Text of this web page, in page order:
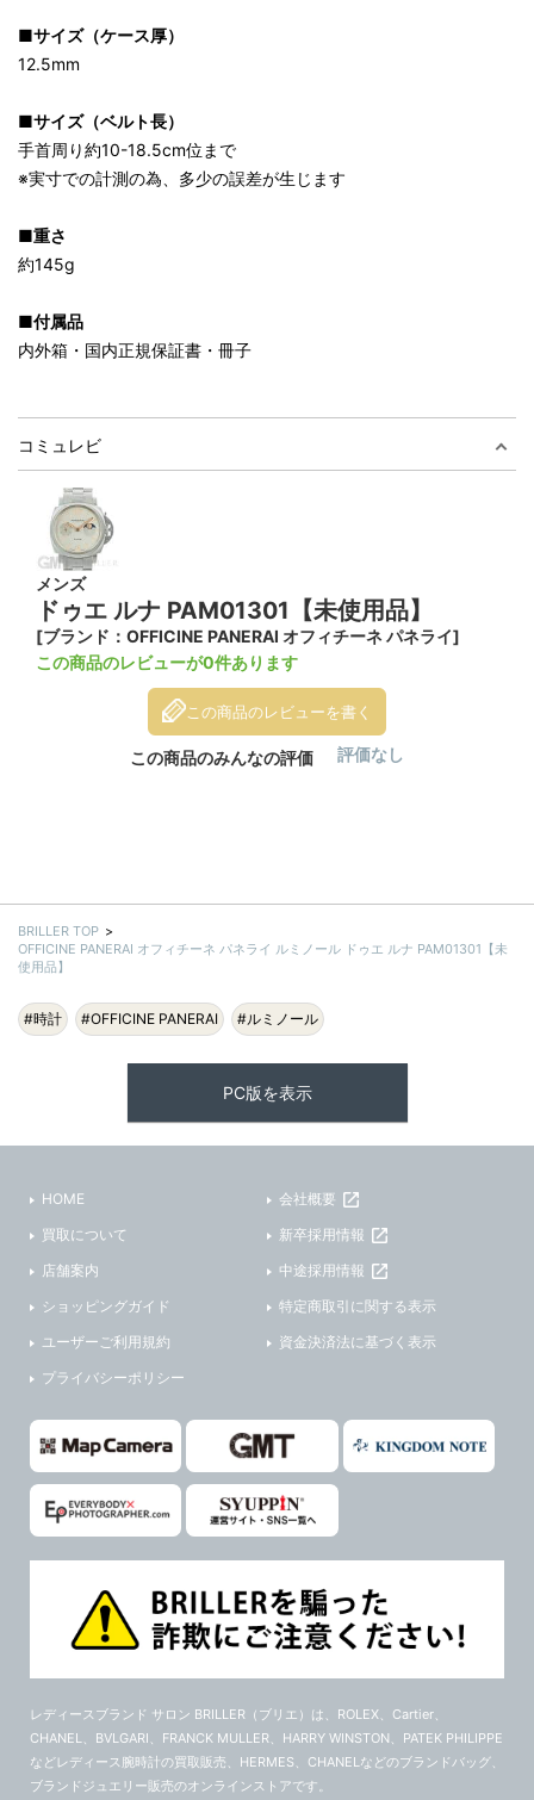
■サイズ（ケース厚）
12.5mm
■サイズ（ベルト長）
手首周り約10-18.5cm位まで
※実寸での計測の為、多少の誤差が生じます
■重さ
約145g
■付属品
内外箱・国内正規保証書・冊子
コミュレビ
メンズ
ドゥエ ルナ PAM01301【未使用品】
[ブランド：OFFICINE PANERAI オフィチーネ パネライ]
この商品のレビューが0件あります
この商品のレビューを書く
この商品のみんなの評価 評価なし
BRILLER TOP
OFFICINE PANERAI オフィチーネ パネライ ルミノール ドゥエ ルナ PAM01301【未
使用品】
#時計 #OFFICINE PANERAI #ルミノール
PC版を表示
HOME
買取について
店舗案内
ショッピングガイド
ユーザーご利用規約
プライバシーポリシー
会社概要
新卒採用情報
中途採用情報
特定商取引に関する表示
資金決済法に基づく表示
レディースブランド サロン BRILLER（ブリエ） は、ROLEX、Cartier、
CHANEL、BVLGARI、FRANCK MULLER、HARRY WINSTON、PATEK PHILIPPE
などレディース腕時計の買取販売、HERMES、CHANELなどのブランドバッグ、
ブランドジュエリー販売のオンラインストアです。